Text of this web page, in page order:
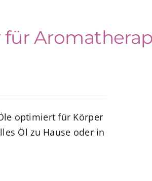
optimiert für Körper
Öl zu Hause oder in